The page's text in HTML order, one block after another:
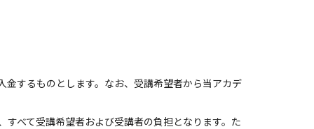
するものとします。なお、受講希望者から当アカデ
べて受講希望者および受講者の負担となります。た